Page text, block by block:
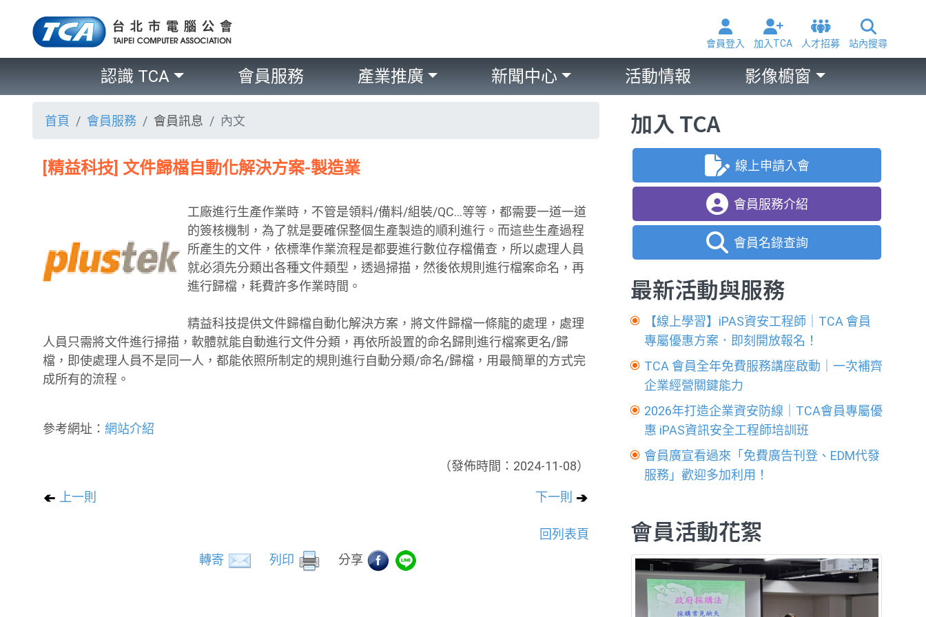
會員登入 加入TCA 人才招募 站內搜尋
認識 TCA 會員服務 產業推廣 新聞中心 活動情報 影像櫥窗
首頁 會員服務 會員訊息 內文
[精益科技] 文件歸檔自動化解決方案-製造業
工廠進行生產作業時，不管是領料/備料/組裝/QC…等等，都需要一道一道
的簽核機制，為了就是要確保整個生產製造的順利進行。而這些生產過程
所產生的文件，依標準作業流程是都要進行數位存檔備查，所以處理人員
就必須先分類出各種文件類型，透過掃描，然後依規則進行檔案命名，再
進行歸檔，耗費許多作業時間。
精益科技提供文件歸檔自動化解決方案，將文件歸檔一條龍的處理，處理
人員只需將文件進行掃描，軟體就能自動進行文件分類，再依所設置的命名歸則進行檔案更名/歸
檔，即使處理人員不是同一人，都能依照所制定的規則進行自動分類/命名/歸檔，用最簡單的方式完
成所有的流程。
參考網址： 網站介紹
（發佈時間：2024-11-08）
上一則 下一則
回列表頁
轉寄
列印 分享
加入 TCA
線上申請入會
會員服務介紹
會員名錄查詢
最新活動與服務
【線上學習】iPAS資安工程師｜TCA 會員
專屬優惠方案．即刻開放報名！
TCA 會員全年免費服務講座啟動｜一次補齊
企業經營關鍵能力
2026年打造企業資安防線｜TCA會員專屬優
惠 iPAS資訊安全工程師培訓班
會員廣宣看過來「免費廣告刊登、EDM代發
服務」歡迎多加利用！
會員活動花絮